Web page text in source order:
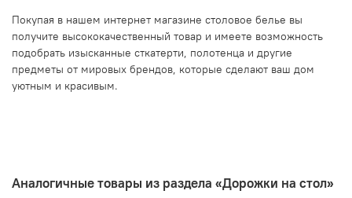
Покупая в нашем интернет магазине столовое белье вы
получите высококачественный товар и имеете возможность
подобрать изысканные сткатерти, полотенца и другие
предметы от мировых брендов, которые сделают ваш дом
уютным и красивым.
Аналогичные товары из раздела «Дорожки на стол»